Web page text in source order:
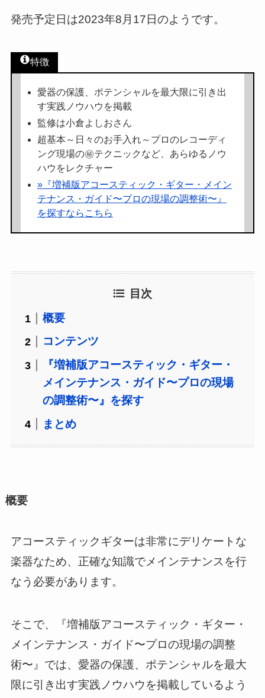
発売予定日は2023年8月17日のようです。
特徴
愛器の保護、ポテンシャルを最大限に引き出
す実践ノウハウを掲載
監修は小倉よしおさん
超基本～日々のお手入れ～プロのレコーディ
ング現場の㊙テクニックなど、あらゆるノウ
ハウをレクチャー
»『増補版アコースティック・ギター・メイン
テナンス・ガイド〜プロの現場の調整術〜』
を探すならこちら
目次
概要
コンテンツ
『増補版アコースティック・ギター・
メインテナンス・ガイド〜プロの現場
の調整術〜』を探す
まとめ
概要
アコースティックギターは非常にデリケートな
楽器なため、正確な知識でメインテナンスを行
なう必要があります。
そこで、『増補版アコースティック・ギター・
メインテナンス・ガイド〜プロの現場の調整
術〜』では、愛器の保護、ポテンシャルを最大
限に引き出す実践ノウハウを掲載しているよう